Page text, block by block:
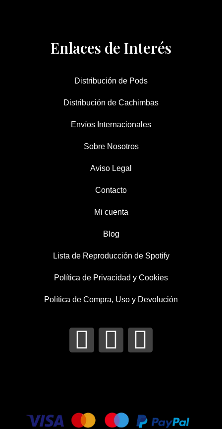
Enlaces de Interés
Distribución de Pods
Distribución de Cachimbas
Envíos Internacionales
Sobre Nosotros
Aviso Legal
Contacto
Mi cuenta
Blog
Lista de Reproducción de Spotify
Política de Privacidad y Cookies
Política de Compra, Uso y Devolución
I
t
T
t
F
e